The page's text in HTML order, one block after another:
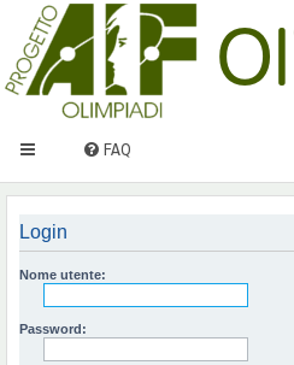
FAQ
Login
Nome utente:
Password: